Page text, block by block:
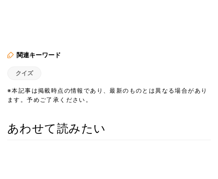
関連キーワード
クイズ
※本記事は掲載時点の情報であり、最新のものとは異なる場合があり
ます。予めご了承ください。
あわせて読みたい